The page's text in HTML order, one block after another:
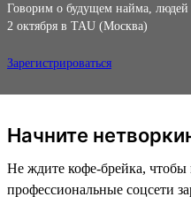
Говорим о будущем найма, людей
2 октября в TAU (Москва)
Зарегистрироваться
Начните
Не ждите кофе-брейка, чтобы
профессиональные соцсети